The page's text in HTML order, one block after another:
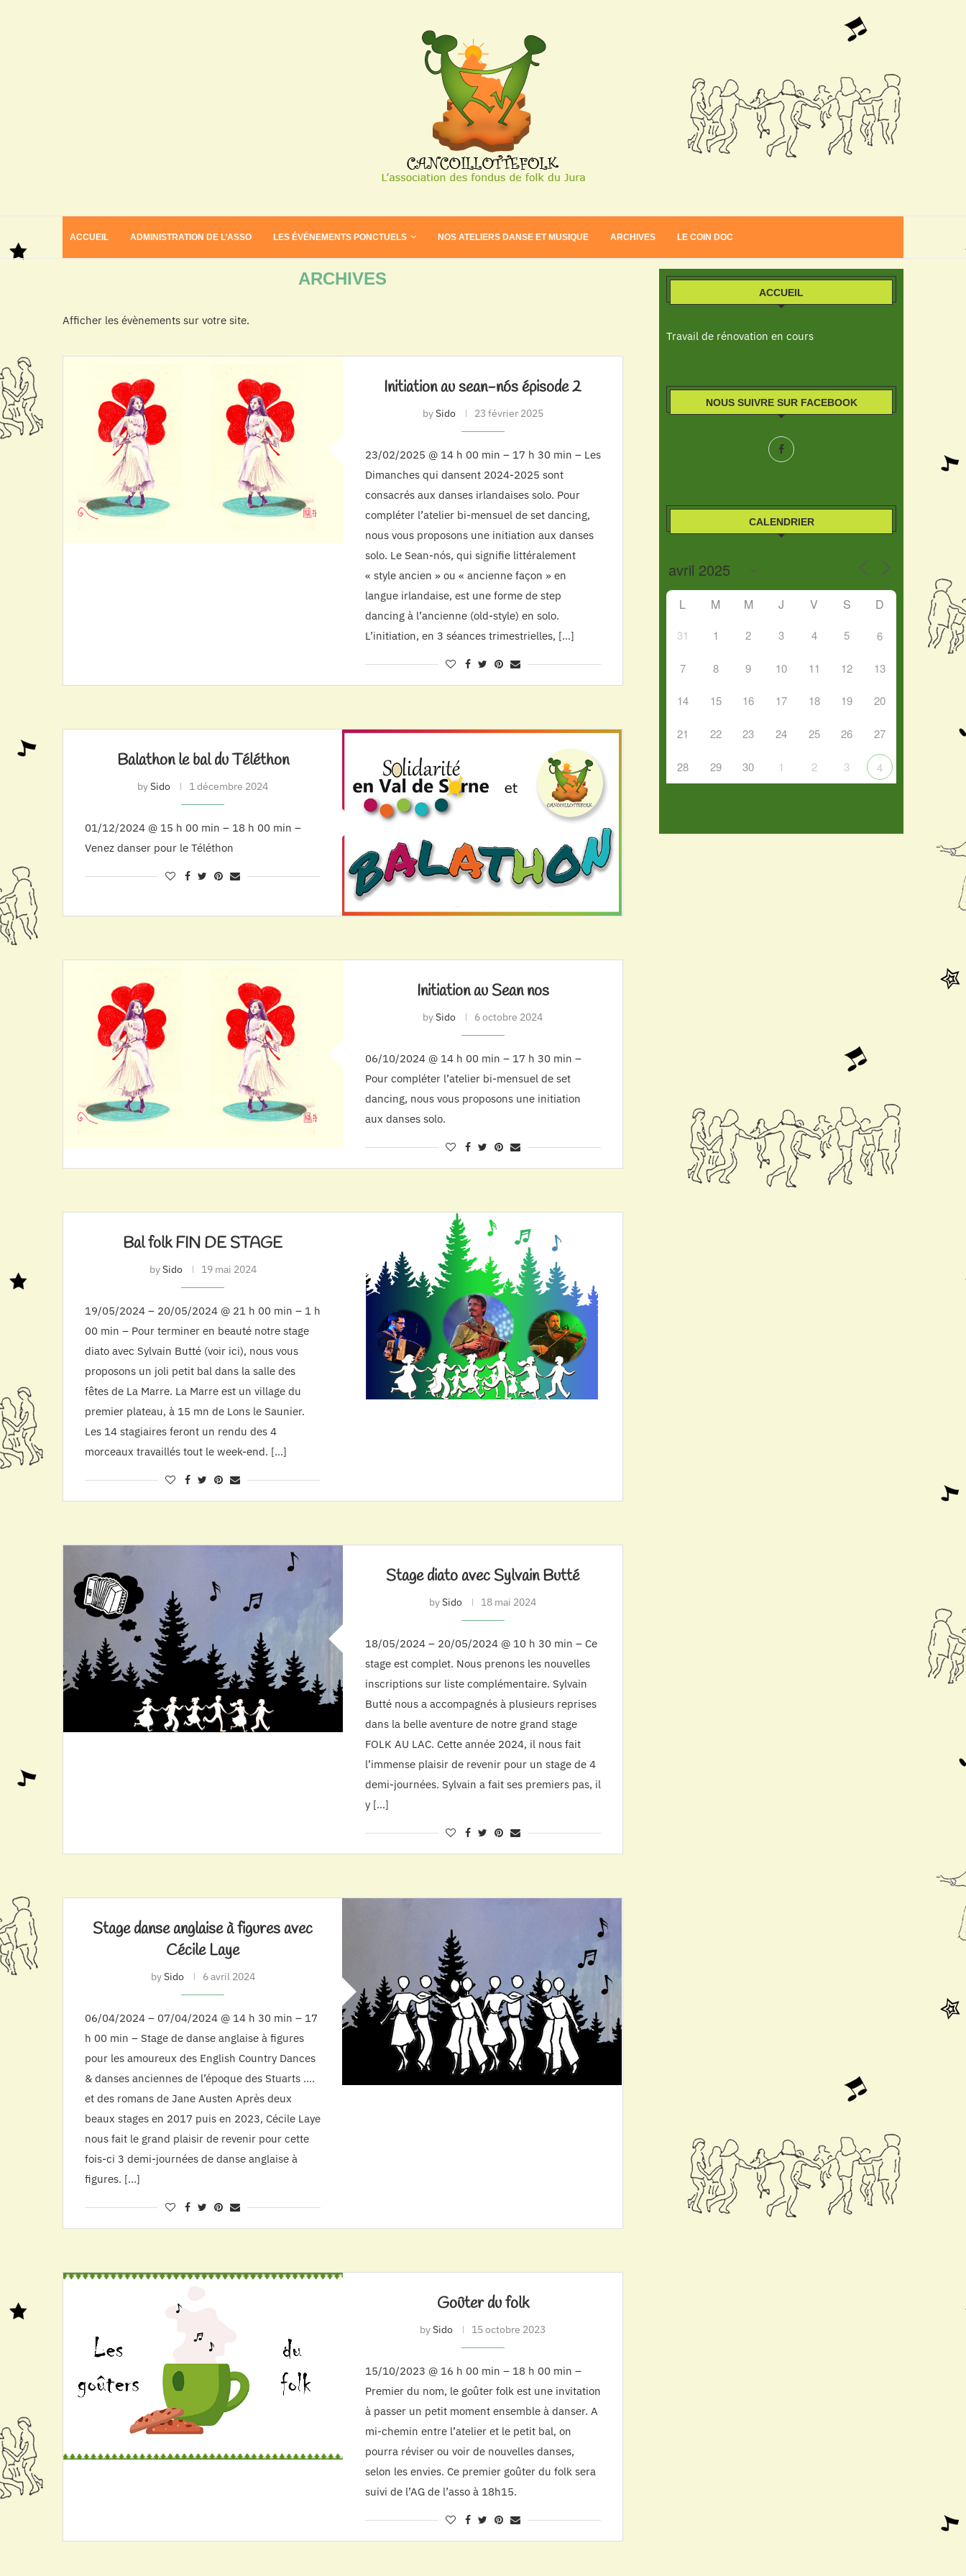
ACCUEIL ADMINISTRATION DE L’ASSO LES ÉVÉNEMENTS PONCTUELS NOS ATELIERS DANSE ET MUSIQUE ARCHIVES LE COIN DOC
ARCHIVES
Afficher les évènements sur votre site.
Initiation au sean-nós épisode 2
bySido 23 février 2025
23/02/2025 @ 14 h 00 min – 17 h 30 min – Les
Dimanches qui dansent 2024-2025 sont
consacrés aux danses irlandaises solo. Pour
compléter l’atelier bi-mensuel de set dancing,
nous vous proposons une initiation aux danses
solo. Le Sean-nós, qui signifie littéralement
« style ancien » ou « ancienne façon » en
langue irlandaise, est une forme de step
dancing à l’ancienne (old-style) en solo.
L’initiation, en 3 séances trimestrielles, […]
Balathon le bal du Téléthon
bySido 1 décembre 2024
01/12/2024 @ 15 h 00 min – 18 h 00 min –
Venez danser pour le Téléthon
Initiation au Sean nos
bySido 6 octobre 2024
06/10/2024 @ 14 h 00 min – 17 h 30 min –
Pour compléter l’atelier bi-mensuel de set
dancing, nous vous proposons une initiation
aux danses solo.
Bal folk FIN DE STAGE
bySido 19 mai 2024
19/05/2024 – 20/05/2024 @ 21 h 00 min – 1 h
00 min – Pour terminer en beauté notre stage
diato avec Sylvain Butté (voir ici), nous vous
proposons un joli petit bal dans la salle des
fêtes de La Marre. La Marre est un village du
premier plateau, à 15 mn de Lons le Saunier.
Les 14 stagiaires feront un rendu des 4
morceaux travaillés tout le week-end. […]
Stage diato avec Sylvain Butté
bySido 18 mai 2024
18/05/2024 – 20/05/2024 @ 10 h 30 min – Ce
stage est complet. Nous prenons les nouvelles
inscriptions sur liste complémentaire. Sylvain
Butté nous a accompagnés à plusieurs reprises
dans la belle aventure de notre grand stage
FOLK AU LAC. Cette année 2024, il nous fait
l’immense plaisir de revenir pour un stage de 4
demi-journées. Sylvain a fait ses premiers pas, il
y […]
Stage danse anglaise à figures avec
Cécile Laye
bySido 6 avril 2024
06/04/2024 – 07/04/2024 @ 14 h 30 min – 17
h 00 min – Stage de danse anglaise à figures
pour les amoureux des English Country Dances
& danses anciennes de l’époque des Stuarts ….
et des romans de Jane Austen Après deux
beaux stages en 2017 puis en 2023, Cécile Laye
nous fait le grand plaisir de revenir pour cette
fois-ci 3 demi-journées de danse anglaise à
figures. […]
Goûter du folk
bySido 15 octobre 2023
15/10/2023 @ 16 h 00 min – 18 h 00 min –
Premier du nom, le goûter folk est une invitation
à passer un petit moment ensemble à danser. A
mi-chemin entre l’atelier et le petit bal, on
pourra réviser ou voir de nouvelles danses,
selon les envies. Ce premier goûter du folk sera
suivi de l’AG de l’asso à 18h15.
ACCUEIL
Travail de rénovation en cours
NOUS SUIVRE SUR FACEBOOK
CALENDRIER
L M M J V S D
31 1 2 3 4 5 6
7 8 9 10 11 12 13
14 15 16 17 18 19 20
21 22 23 24 25 26 27
28 29 30 1 2 3 4